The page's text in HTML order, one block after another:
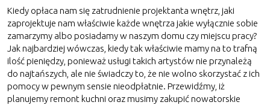
Kiedy opłaca nam się zatrudnienie projektanta wnętrz, jaki
zaprojektuje nam właściwie każde wnętrza jakie wyłącznie sobie
zamarzymy albo posiadamy w naszym domu czy miejscu pracy?
Jak najbardziej wówczas, kiedy tak właściwie mamy na to trafną
ilość pieniędzy, ponieważ usługi takich artystów nie przynależą
do najtańszych, ale nie świadczy to, że nie wolno skorzystać z ich
pomocy w pewnym sensie nieodpłatnie. Przewidźmy, iż
planujemy remont kuchni oraz musimy zakupić nowatorskie